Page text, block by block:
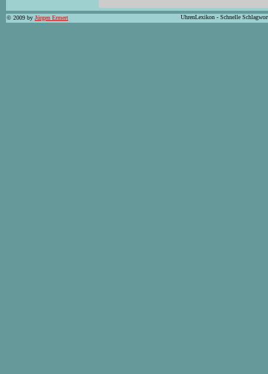
© 2009 by Jürgen Ermert UhrenLexikon - Schnelle